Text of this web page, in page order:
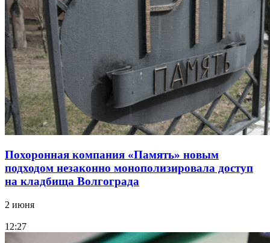
Похоронная компания «Память» новым
подходом незаконно монополизировала доступ
на кладбища Волгограда
2 июня
12:27